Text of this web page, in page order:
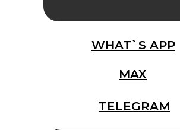
MAX
TELEGRAM
WHAT`S APP